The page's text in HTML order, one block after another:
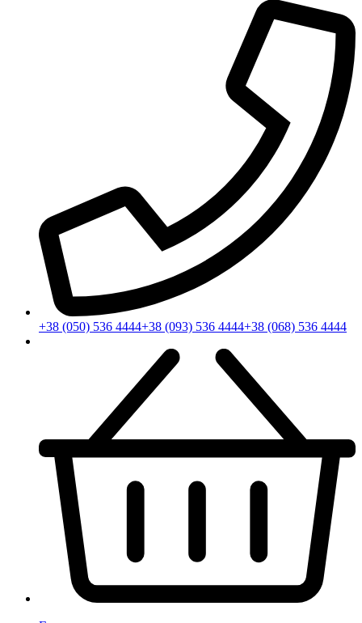
+38 (050) 536 4444+38 (093) 536 4444+38 (068) 536 4444